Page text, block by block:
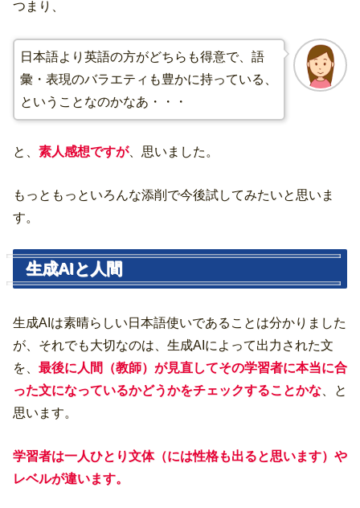
つまり、
日本語より英語の方がどちらも得意で、語
彙・表現のバラエティも豊かに持っている、
ということなのかなあ・・・
と、 素人感想ですが、思いました。
もっともっといろんな添削で今後試してみたいと思いま
す。
生成AIと人間
生成AIは素晴らしい日本語使いであることは分かりました
が、それでも大切なのは、生成AIによって出力された文
を、 最後に人間（教師）が見直してその学習者に本当に合
った文になっているかどうかをチェックすることかな 、と
思います。
学習者は一人ひとり文体（には性格も出ると思います）や
レベルが違います。